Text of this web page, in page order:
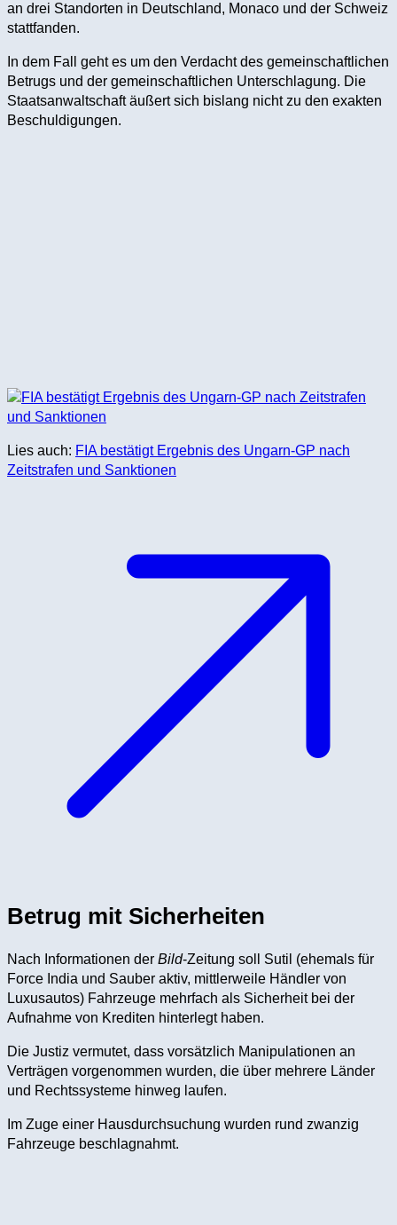
an drei Standorten in Deutschland, Monaco und der Schweiz
stattfanden.
In dem Fall geht es um den Verdacht des gemeinschaftlichen
Betrugs und der gemeinschaftlichen Unterschlagung. Die
Staatsanwaltschaft äußert sich bislang nicht zu den exakten
Beschuldigungen.
Lies auch: FIA bestätigt Ergebnis des Ungarn-GP nach
Zeitstrafen und Sanktionen
Betrug mit Sicherheiten
Nach Informationen der Bild-Zeitung soll Sutil (ehemals für
Force India und Sauber aktiv, mittlerweile Händler von
Luxusautos) Fahrzeuge mehrfach als Sicherheit bei der
Aufnahme von Krediten hinterlegt haben.
Die Justiz vermutet, dass vorsätzlich Manipulationen an
Verträgen vorgenommen wurden, die über mehrere Länder
und Rechtssysteme hinweg laufen.
Im Zuge einer Hausdurchsuchung wurden rund zwanzig
Fahrzeuge beschlagnahmt.